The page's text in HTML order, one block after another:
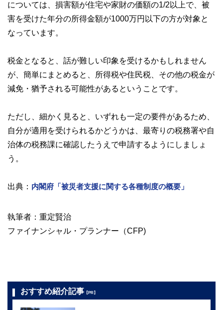
については、損害額が住宅や家財の価額の1/2以上で、被
害を受けた年分の所得金額が1000万円以下の方が対象と
なっています。
税金となると、話が難しい印象を受けるかもしれません
が、簡単にまとめると、所得税や住民税、その他の税金が
減免・猶予される可能性があるということです。
ただし、細かく見ると、いずれも一定の要件があるため、
自分が適用を受けられるかどうかは、最寄りの税務署や自
治体の税務課に確認したうえで申請するようにしましょ
う。
出典： 内閣府「被災者支援に関する各種制度の概要」
執筆者：重定賢治
ファイナンシャル・プランナー（CFP)
おすすめ紹介記事 【PR】